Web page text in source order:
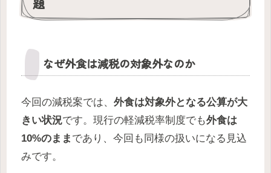
なぜ外食は減税の対象外なのか
今回の減税案では、 外食は対象外となる公算が大
きい状況です。現行の軽減税率制度でも外食は
10%のまま であり、今回も同様の扱いになる見込
みです。